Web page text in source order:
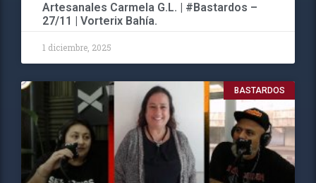
Artesanales Carmela G.L. | #Bastardos –
27/11 | Vorterix Bahía.
1 diciembre, 2025
BASTARDOS